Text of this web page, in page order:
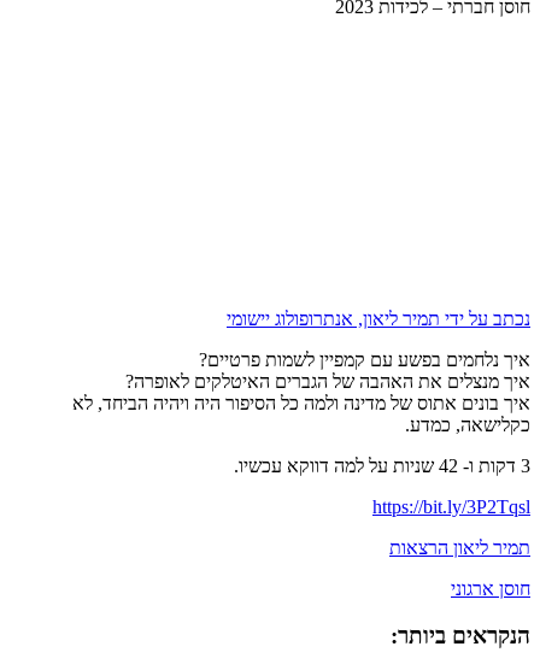
חוסן חברתי – לכידות 2023
נכתב על ידי תמיר ליאון, אנתרופולוג יישומי
איך נלחמים בפשע עם קמפיין לשמות פרטיים?
איך מנצלים את האהבה של הגברים האיטלקים לאופרה?
איך בונים אתוס של מדינה ולמה כל הסיפור היה ויהיה הביחד, לא
כקלישאה, כמדע.
3 דקות ו- 42 שניות על למה דווקא עכשיו.
https://bit.ly/3P2Tqsl
תמיר ליאון הרצאות
חוסן ארגוני
הנקראים ביותר: